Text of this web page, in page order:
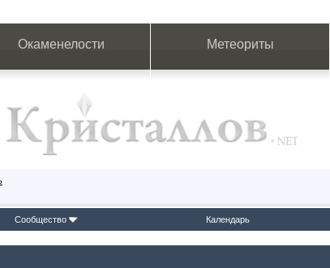
Окаменелости Метеориты
Сообщество Календарь